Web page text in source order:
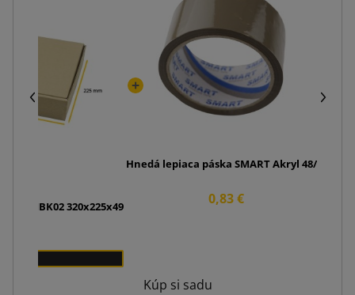
MBK02 320x225x49
Hnedá lepiaca páska SMART Akryl 48/50
0,83 €
Kúp si sadu